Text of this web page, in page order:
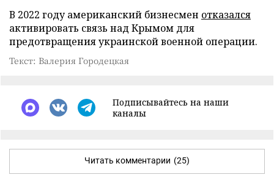
В 2022 году американский бизнесмен отказался
активировать связь над Крымом для
предотвращения украинской военной операции.
Текст: Валерия Городецкая
Подписывайтесь на наши
каналы
Читать комментарии (25)